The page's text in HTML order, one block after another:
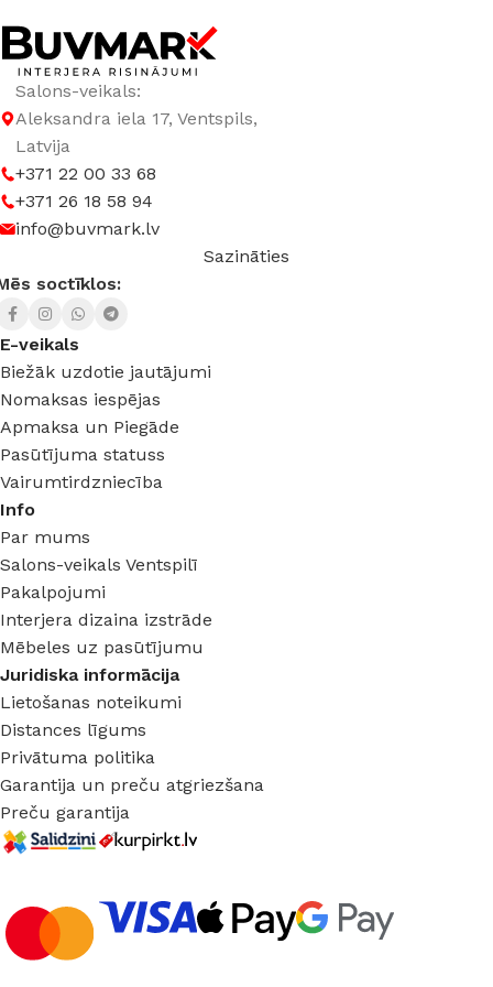
Salons-veikals:
Aleksandra iela 17, Ventspils,
Latvija
+371 22 00 33 68
+371 26 18 58 94
info@buvmark.lv
Sazināties
soctīklos:
E-veikals
Biežāk uzdotie jautājumi
Nomaksas iespējas
Apmaksa un Piegāde
Pasūtījuma statuss
Vairumtirdzniecība
Info
Par mums
Salons-veikals Ventspilī
Pakalpojumi
Interjera dizaina izstrāde
Mēbeles uz pasūtījumu
Juridiska informācija
Lietošanas noteikumi
Distances līgums
Privātuma politika
Garantija un preču atgriezšana
Preču garantija